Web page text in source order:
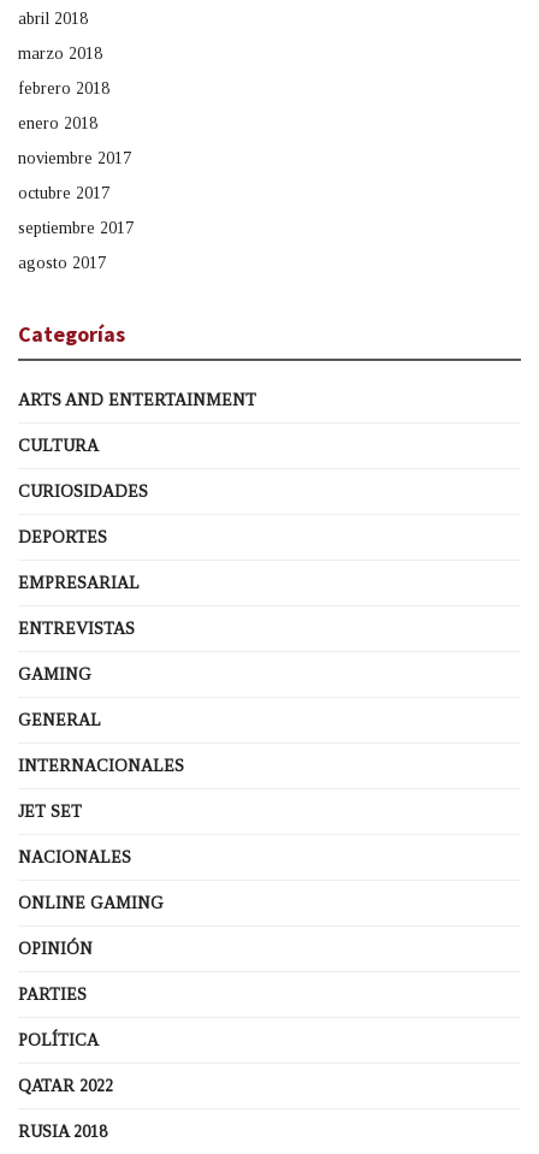
abril 2018
marzo 2018
febrero 2018
enero 2018
noviembre 2017
octubre 2017
septiembre 2017
agosto 2017
Categorías
ARTS AND ENTERTAINMENT
CULTURA
CURIOSIDADES
DEPORTES
EMPRESARIAL
ENTREVISTAS
GAMING
GENERAL
INTERNACIONALES
JET SET
NACIONALES
ONLINE GAMING
OPINIÓN
PARTIES
POLÍTICA
QATAR 2022
RUSIA 2018